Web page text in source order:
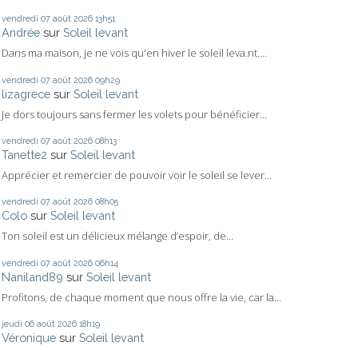
vendredi 07 août 2026 13h51
Andrée sur Soleil levant
Dans ma maison, je ne vois qu'en hiver le soleil leva.nt....
vendredi 07 août 2026 09h29
lizagrece sur Soleil levant
Je dors toujours sans fermer les volets pour bénéficier...
vendredi 07 août 2026 08h13
Tanette2 sur Soleil levant
Apprécier et remercier de pouvoir voir le soleil se lever...
vendredi 07 août 2026 08h05
Colo sur Soleil levant
Ton soleil est un délicieux mélange d’espoir, de...
vendredi 07 août 2026 06h14
Naniland89 sur Soleil levant
Profitons, de chaque moment que nous offre la vie, car la...
jeudi 06 août 2026 18h19
Véronique sur Soleil levant